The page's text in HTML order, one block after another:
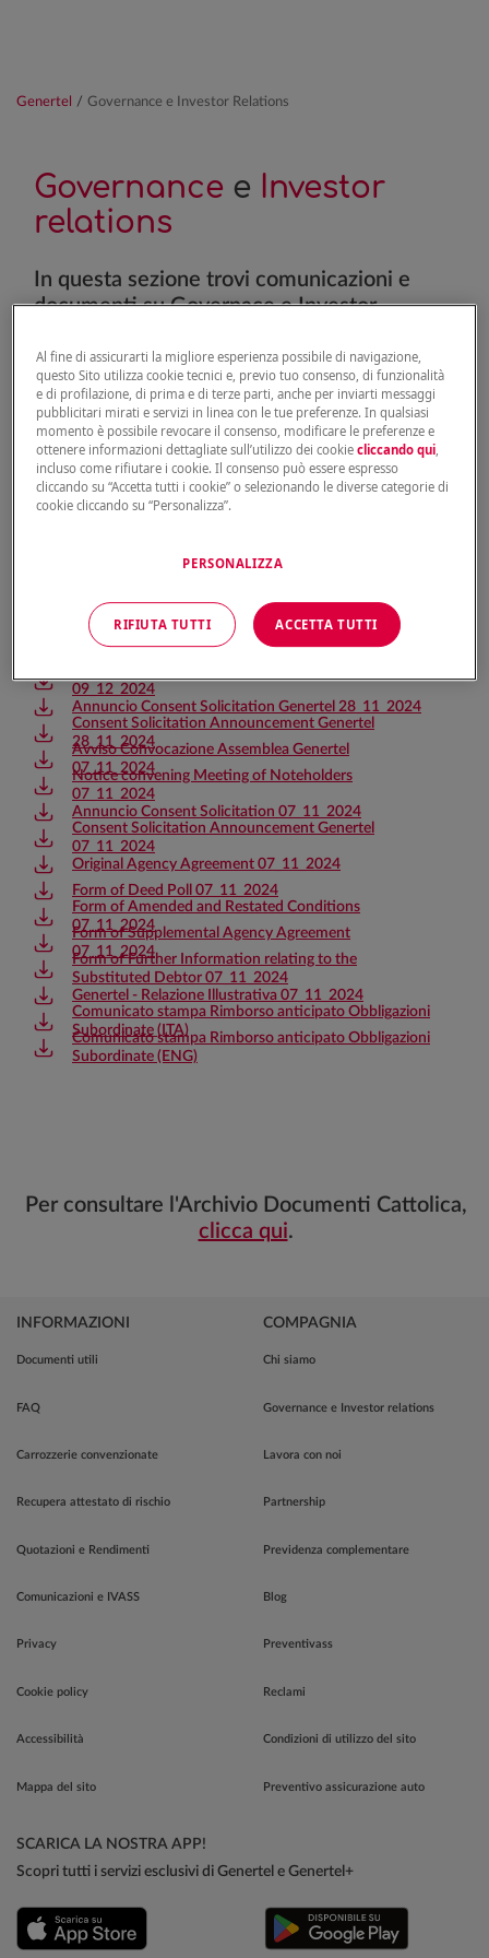
Genertel / Governance e Investor Relations
Governance e Investor
relations
In questa sezione trovi comunicazioni e
documenti su Governace e Investor
INVESTOR RELATIONS
Documenti e comunicazioni:
12_12_2024
Announcement of Substitution of Issuer 12_12_2024
09_12_2024
Annuncio Consent Solicitation Genertel 28_11_2024
Consent Solicitation Announcement Genertel
28_11_2024
Avviso Convocazione Assemblea Genertel
07_11_2024
Notice convening Meeting of Noteholders
07_11_2024
Annuncio Consent Solicitation 07_11_2024
Consent Solicitation Announcement Genertel
07_11_2024
Original Agency Agreement 07_11_2024
Form of Deed Poll 07_11_2024
Form of Amended and Restated Conditions
07_11_2024
Form of Supplemental Agency Agreement
07_11_2024
Form of Further Information relating to the
Substituted Debtor 07_11_2024
Genertel - Relazione Illustrativa 07_11_2024
Comunicato stampa Rimborso anticipato Obbligazioni
Subordinate (ITA)
Comunicato stampa Rimborso anticipato Obbligazioni
Subordinate (ENG)
Per consultare l'Archivio Documenti Cattolica,
clicca qui.
INFORMAZIONI
Documenti utili
FAQ
Carrozzerie convenzionate
Recupera attestato di rischio
Quotazioni e Rendimenti
Comunicazioni e IVASS
Privacy
Cookie policy
Accessibilità
Mappa del sito
COMPAGNIA
Chi siamo
Governance e Investor relations
Lavora con noi
Partnership
Previdenza complementare
Blog
Preventivass
Reclami
Condizioni di utilizzo del sito
Preventivo assicurazione auto
SCARICA LA NOSTRA APP!
Scopri tutti i servizi esclusivi di Genertel e Genertel+
Al fine di assicurarti la migliore esperienza possibile di navigazione,
questo Sito utilizza cookie tecnici e, previo tuo consenso, di funzionalità
e di profilazione, di prima e di terze parti, anche per inviarti messaggi
pubblicitari mirati e servizi in linea con le tue preferenze. In qualsiasi
momento è possibile revocare il consenso, modificare le preferenze e
ottenere informazioni dettagliate sull’utilizzo dei cookiecliccando qui
incluso come rifiutare i cookie. Il consenso può essere espresso
cliccando su “Accetta tutti i cookie” o selezionando le diverse categorie di
cookie cliccando su “Personalizza”.
PERSONALIZZA
RIFIUTA TUTTI ACCETTA TUTTI